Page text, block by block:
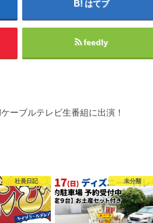
はてブ
feedly
ーブルテレビ生番組に出演！
社長日記 未分類